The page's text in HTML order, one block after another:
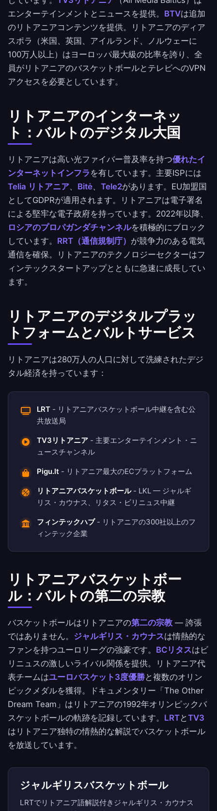
エンターテインメントとニュースを提供。 BTVは追加
のリトアニアコンテンツを提供。リトアニアのディア
スポラ（米国、英国、アイルランド、ノルウェーに
100万人以上）はヨーロッパ最大級の比率を誇り、全
員がリトアニアのバスケットボールとテレビへのVPN
アクセスを必要としています。
リトアニアのインターネッ
ト：バルトのデジタル大国
リトアニアは高い光ファイバー普及率を持つ優れたイ
ンターネットインフラ を有しています。主要ISPには
Telia リトアニア、 Bitė、 Tele2があります。EU加盟国
としてGDPRが適用されます。リトアニアは電子署名
による堅牢な電子政府を持っています。2022年以降、
ロシアのプロパガンダチャンネルを積極的にブロック
しています。 RRT（通信規制庁） が競争力のある電気
通信を確保。リトアニアのテクノロジーセクターはフ
ィンテックスタートアップとともに急速に成長してい
ます。
リトアニアのデジタルプラッ
トフォームとバルトサービス
リトアニアは280万人の人口に対して洗練されたデジ
タル経済を持っています：
LRT - リトアニアバスケットボール中継を含む公
共放送局
TV3リトアニア - 主要エンターテインメント・ニ
ュースチャンネル
Pigu.lt - リトアニア最大のECプラットフォーム
リトアニアバスケットボール- LKL — ジャルギ
リス・カウナス、リタス・ビリニュス中継
フィンテックハブ- リトアニアの300社以上のフ
ィンテック企業
リトアニアバスケットボー
ル：バルトの第二の宗教
バスケットボールはリトアニアの第二の宗教 — 誇張
ではありません。 ジャルギリス・カウナスは情熱的な
ファンを持つユーロリーグの強豪です。 BCリタスはビ
リニュスの激しいライバル関係を提供。リトアニア代
表チームはユーロバスケット3度優勝と複数のオリン
ピックメダルを獲得。ドキュメンタリー「The Other
Dream Team」はリトアニアの1992年オリンピックバ
スケットボールの軌跡を記録しています。 LRTとTV3
はリトアニア独特の情熱的な解説でバスケットボール
を放送しています。
ジャルギリスバスケットボール
LRTでリトアニア語解説付きジャルギリス・カウナス